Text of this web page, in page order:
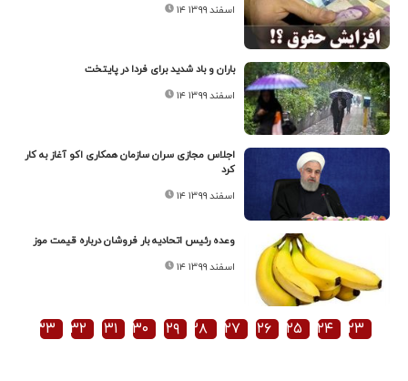
۱۴ اسفند ۱۳۹۹
باران و باد شدید برای فردا در پایتخت‌
۱۴ اسفند ۱۳۹۹
اجلاس مجازی سران سازمان همکاری اکو آغاز به کار
کرد
۱۴ اسفند ۱۳۹۹
وعده رئیس اتحادیه بار فروشان درباره قیمت موز
۱۴ اسفند ۱۳۹۹
۲۳ ۲۴ ۲۵ ۲۶ ۲۷ ۲۸ ۲۹ ۳۰ ۳۱ ۳۲ ۳۳